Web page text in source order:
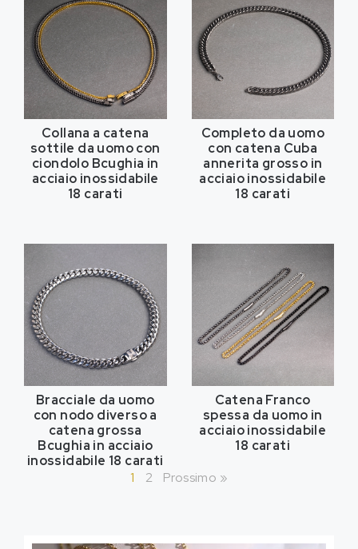
Collana a catena
sottile da uomo con
ciondolo Bcughia in
acciaio inossidabile
18 carati
Completo da uomo
con catena Cuba
annerita grosso in
acciaio inossidabile
18 carati
Bracciale da uomo
con nodo diverso a
catena grossa
Bcughia in acciaio
inossidabile 18 carati
Catena Franco
spessa da uomo in
acciaio inossidabile
18 carati
1
2 Prossimo »